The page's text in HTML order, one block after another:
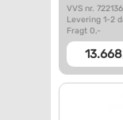
VVS nr.
Levering 1-2
Fragt 0,-